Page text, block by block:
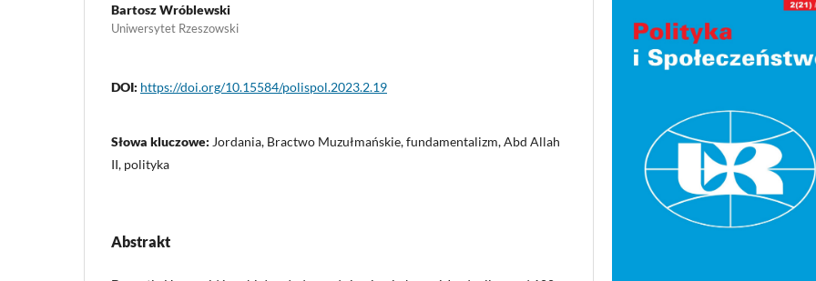
Bartosz Wróblewski
Uniwersytet Rzeszowski
DOI: https://doi.org/10.15584/polispol.2023.2.19
Słowa kluczowe: Jordania, Bractwo Muzułmańskie, fundamentalizm, Abd Allah
II, polityka
Abstrakt